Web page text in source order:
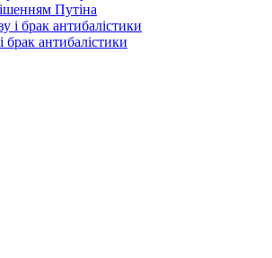
Путіна
антибалістики